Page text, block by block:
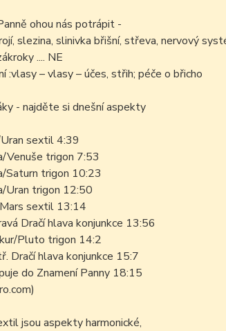
ohou nás potrápit -
slezina, slinivka břišní, střeva, nervový
.... NE
:vlasy – vlasy – účes, střih; péče o břicho
- najděte si dnešní aspekty
sextil 4:39
Venuše trigon 7:53
Saturn trigon 10:23
Uran trigon 12:50
sextil 13:14
Dračí hlava konjunkce 13:56
Pluto trigon 14:2
Dračí hlava konjunkce 15:7
do Znamení Panny 18:15
jsou aspekty harmonické,